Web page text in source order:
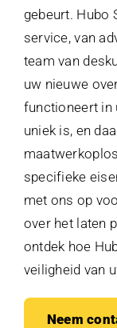
gebeurt. Hubo
service, van
team van
uw nieuwe
functioneert in
uniek is, en
specifieke
met ons op
over het laten
ontdek hoe
veiligheid van
Neem